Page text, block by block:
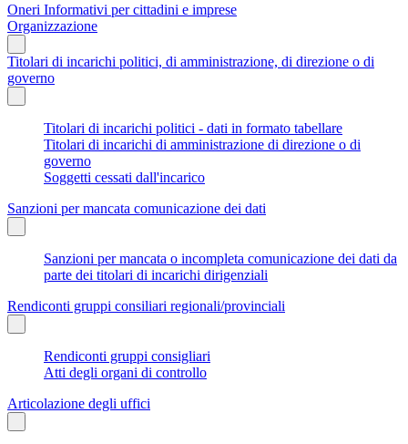
Oneri Informativi per cittadini e imprese
Organizzazione
Titolari di incarichi politici, di amministrazione, di direzione o di
governo
Titolari di incarichi politici - dati in formato tabellare
Titolari di incarichi di amministrazione di direzione o di
governo
Soggetti cessati dall'incarico
Sanzioni per mancata comunicazione dei dati
Sanzioni per mancata o incompleta comunicazione dei dati da
parte dei titolari di incarichi dirigenziali
Rendiconti gruppi consiliari regionali/provinciali
Rendiconti gruppi consigliari
Atti degli organi di controllo
Articolazione degli uffici